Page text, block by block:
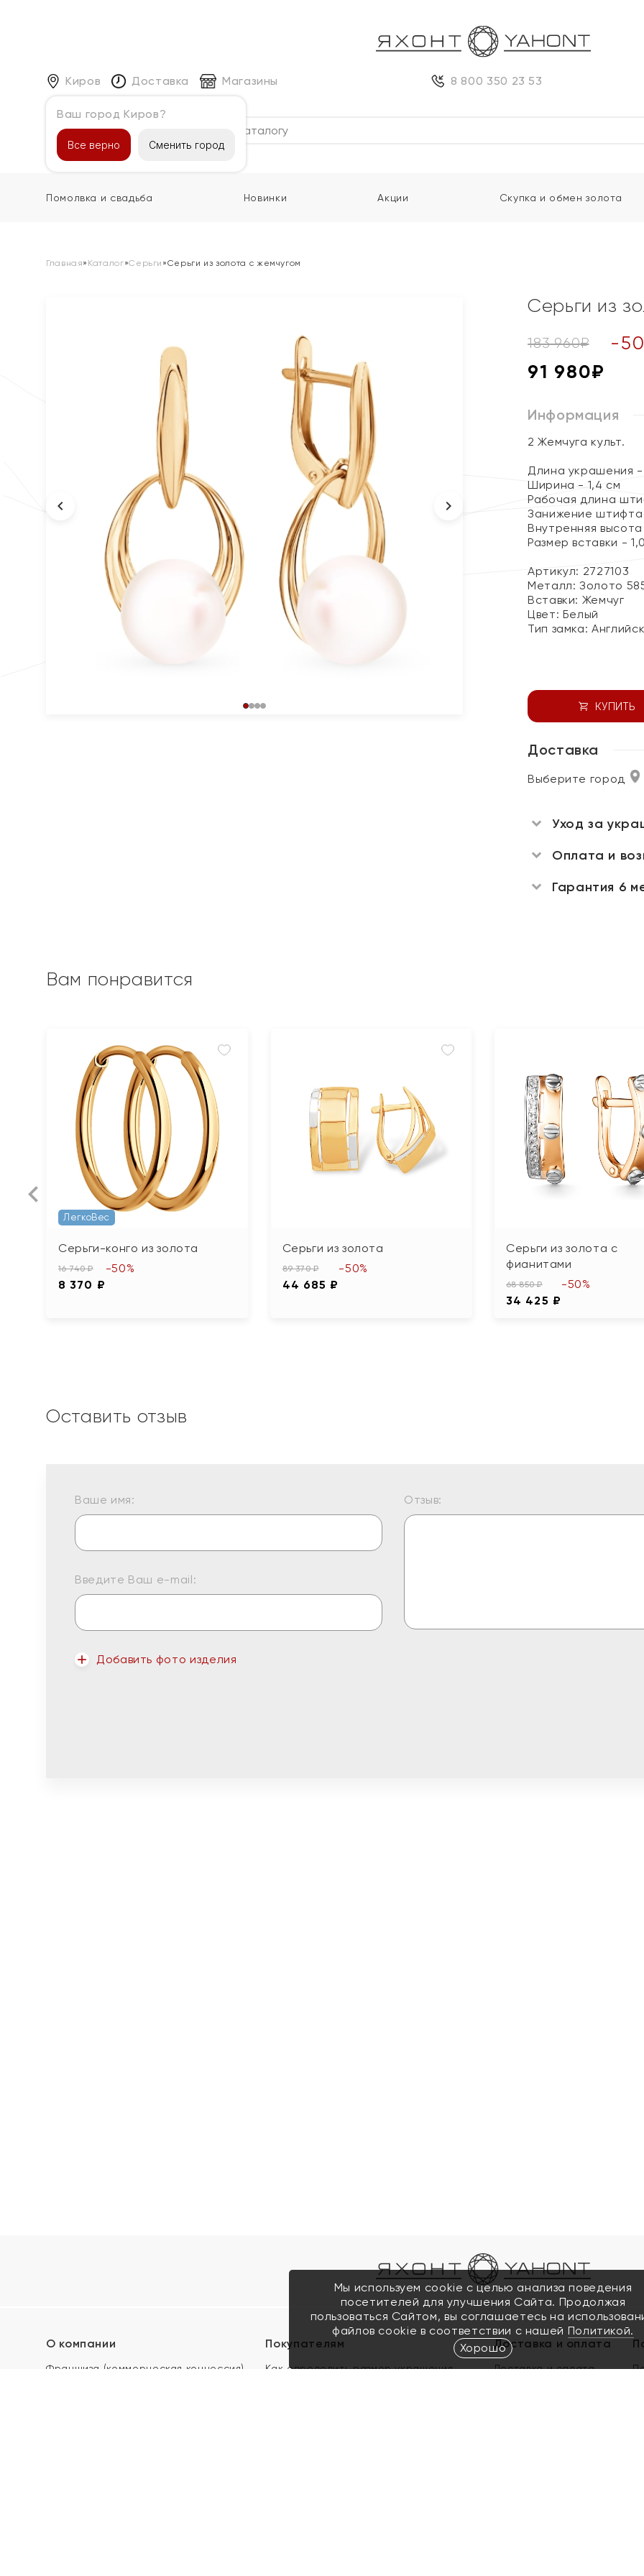
Киров
Ваш город Киров?
Все верно Сменить город
Доставка Магазины 8 800 350 23 53
Каталог
Помолвка и свадьба Новинки Акции Скупка и обмен золота
Главная» Каталог»Серьги »Серьги из золота с жемчугом
Серьги из
183 960₽ -50
91 980₽
Информация
2 Жемчуга культ.
Длина украшения
Ширина - 1,4 см
Рабочая длина
Занижение штифта
Внутренняя
Размер вставки -
Артикул: 2727103
Металл:Золото
Вставки: Жемчуг
Цвет: Белый
Тип замка:
КУПИТЬ
Доставка
Выберите город
Уход за
Оплата и
Гарантия 6
Вам понравится
ЛегкоВес
Серьги-конго из золота
16 740 ₽
8 370 ₽
-50%
Серьги из золота
89 370 ₽
44 685 ₽
-50%
Серьги из золота с
фианитами
68 850 ₽
34 425 ₽
-50%
Оставить отзыв
Ваше имя:
Введите Ваш e-mail:
Добавить фото изделия
Отзыв:
О компании
Франшиза (коммерческая концессия)
Покупателям
Как определить размер украшения
Доставка и оплата
Доставка и оплата
Мы используем cookie с целью анализа поведения
посетителей для улучшения Сайта. Продолжая
пользоваться Сайтом, вы соглашаетесь на
файлов cookie в соответствии с нашей Политикой.
Хорошо